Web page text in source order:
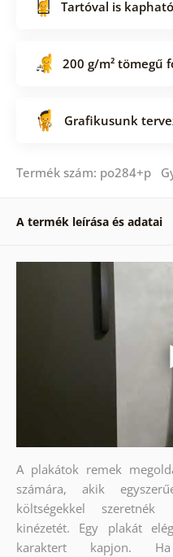
Tartóval is kapható
200 g/m² tömegű
Grafikusunk
Termék szám: po284+p
A termék leírása és adatai
A plakátok remek
számára, akik
költségekkel
kinézetét. Egy plakát
karaktert kapjon. Ha